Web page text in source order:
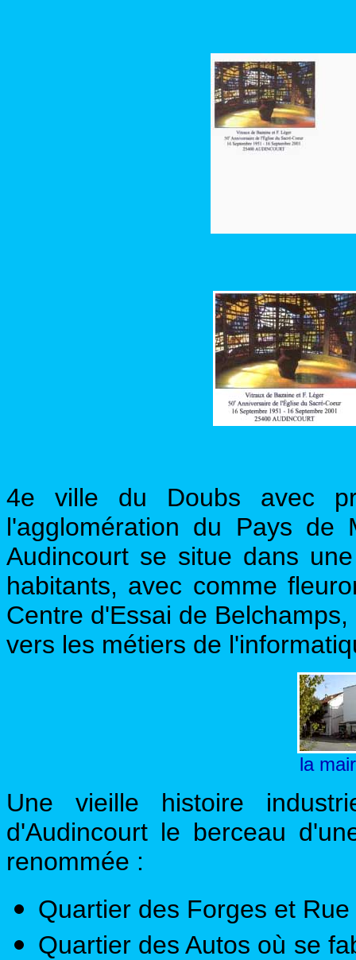
4e ville du Doubs avec
l'agglomération du Pays de
Audincourt se situe dans
habitants, avec comme
Centre d'Essai de
vers les métiers de
la
Une vieille histoire
d'Audincourt le berceau
renommée :
Quartier des Forges et
Quartier des Autos où se